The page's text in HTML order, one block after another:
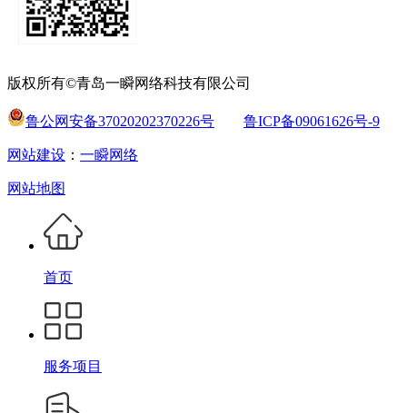
版权所有©青岛一瞬网络科技有限公司
鲁公网安备37020202370226号 鲁ICP备09061626号-9
网站建设 ： 一瞬网络
网站地图
首页
服务项目